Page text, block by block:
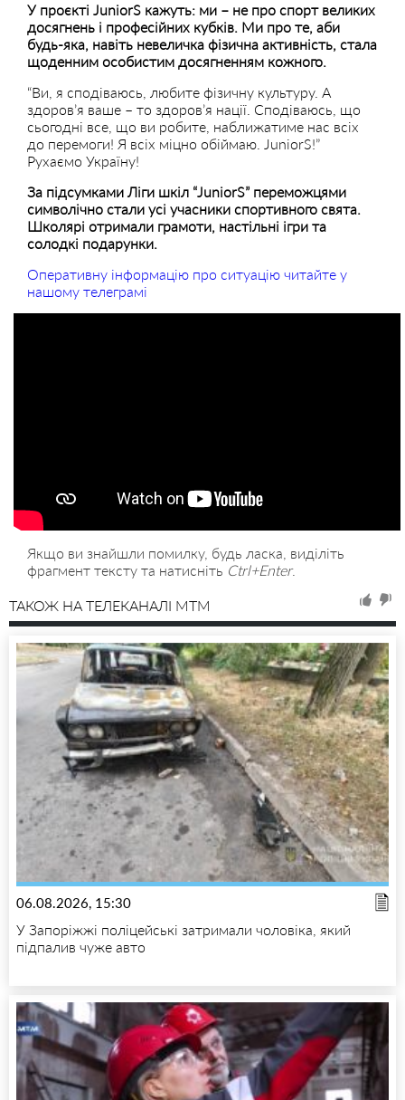
У проєкті JuniorS кажуть: ми – не про спорт великих
досягнень і професійних кубків. Ми про те, аби
будь-яка, навіть невеличка фізична активність, стала
щоденним особистим досягненням кожного.
“Ви, я сподіваюсь, любите фізичну культуру. А
здоров’я ваше – то здоров’я нації. Сподіваюсь, що
сьогодні все, що ви робите, наближатиме нас всіх
до перемоги! Я всіх міцно обіймаю. JuniorS!”
Рухаємо Україну!
За підсумками Ліги шкіл “JuniorS” переможцями
символічно стали усі учасники спортивного свята.
Школярі отримали грамоти, настільні ігри та
солодкі подарунки.
Оперативну інформацію про ситуацію читайте у
нашому телеграмі
Якщо ви знайшли помилку, будь ласка, виділіть
фрагмент тексту та натисніть Ctrl+Enter.
ТАКОЖ НА ТЕЛЕКАНАЛІ MTM
06.08.2026, 15:30
У Запоріжжі поліцейські затримали чоловіка, який
підпалив чуже авто